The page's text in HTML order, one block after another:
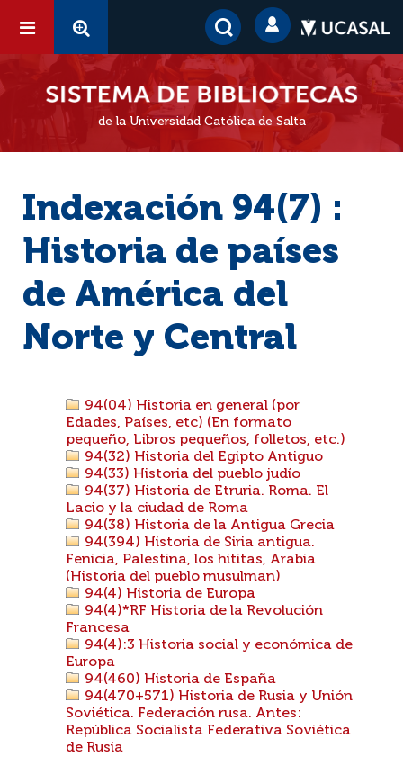
de la Universidad Católica de Salta
Indexación 94(7) :
Historia de países
de América del
Norte y Central
94(04) Historia en general (por
Edades, Países, etc) (En formato
pequeño, Libros pequeños, folletos, etc.)
94(32) Historia del Egipto Antiguo
94(33) Historia del pueblo judío
94(37) Historia de Etruria. Roma. El
Lacio y la ciudad de Roma
94(38) Historia de la Antigua Grecia
94(394) Historia de Siria antigua.
Fenicia, Palestina, los hititas, Arabia
(Historia del pueblo musulman)
94(4) Historia de Europa
94(4)*RF Historia de la Revolución
Francesa
94(4):3 Historia social y económica de
Europa
94(460) Historia de España
94(470+571) Historia de Rusia y Unión
Soviética. Federación rusa. Antes:
República Socialista Federativa Soviética
de Rusia